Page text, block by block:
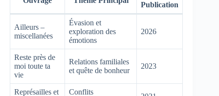
Publication
Ailleurs –
miscellanées
Évasion et
exploration des
émotions
2026
Reste près de
moi toute ta
vie
Relations familiales
et quête de bonheur
2023
Représailles et
Conflits